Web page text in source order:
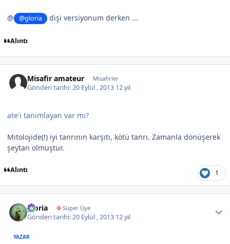
@ @gloria dişi versiyonum derken ...
Alıntı
Misafir amateur Misafirler
Gönderi tarihi:20 Eylül , 2013 12 yıl
ate'i tanımlayan var mı?
Mitolojide(!) iyi tanrının karşıtı, kötü tanrı. Zamanla dönüşerek
şeytan olmuştur.
Alıntı 1
gloria ΦSüper Üye
Gönderi tarihi:20 Eylül , 2013 12 yıl
YAZAR